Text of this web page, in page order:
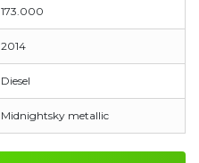
173.000
2014
Diesel
Midnightsky metallic